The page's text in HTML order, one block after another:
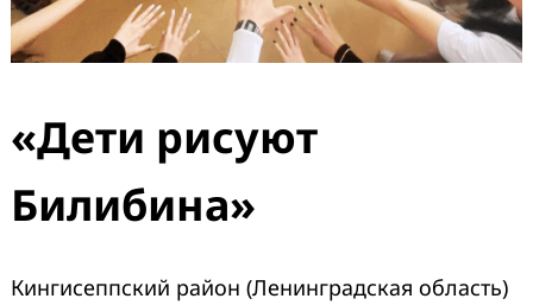
«Дети рисуют
Билибина»
Кингисеппский район (Ленинградская область)